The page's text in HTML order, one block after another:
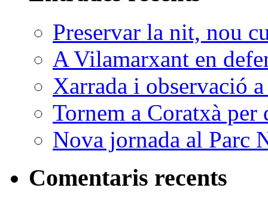
Preservar la nit, nou
A Vilamarxant en
Xarrada i observació
Tornem a Coratxà per
Nova jornada al Parc
Comentaris recents